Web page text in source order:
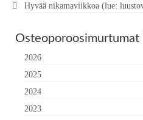
Hyvää nikamaviikkoa (lue:
Osteoporoosimurtumat
2026
2025
2024
2023